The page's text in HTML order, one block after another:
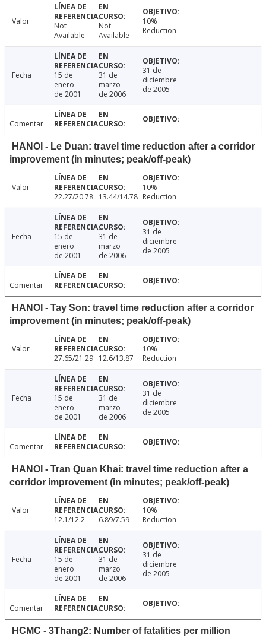
Valor
Not
Available
Not
Available
10%
Reduction
Fecha
15 de
enero
de 2001
31 de
marzo
de 2006
31 de
diciembre
de 2005
Comentar
HANOI - Le Duan: travel time reduction after a corridor
improvement (in minutes; peak/off-peak)
Valor
22.27/20.78
13.44/14.78
10%
Reduction
Fecha
15 de
enero
de 2001
31 de
marzo
de 2006
31 de
diciembre
de 2005
Comentar
HANOI - Tay Son: travel time reduction after a corridor
improvement (in minutes; peak/off-peak)
Valor
27.65/21.29
12.6/13.87
10%
Reduction
Fecha
15 de
enero
de 2001
31 de
marzo
de 2006
31 de
diciembre
de 2005
Comentar
HANOI - Tran Quan Khai: travel time reduction after a
corridor improvement (in minutes; peak/off-peak)
Valor
12.1/12.2
6.89/7.59
10%
Reduction
Fecha
15 de
enero
de 2001
31 de
marzo
de 2006
31 de
diciembre
de 2005
Comentar
HCMC - 3Thang2: Number of fatalities per million